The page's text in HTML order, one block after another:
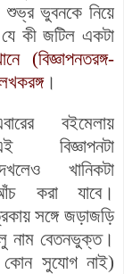
শুভ্র ভুবনকে নিয়ে
কী জটিল একটা
(বিজ্ঞাপনতরঙ্গ-
।
বইমেলায়
বিজ্ঞাপনটা
খানিকটা
করা যাবে।
সঙ্গে জড়াজড়ি
নাম বেতনভুক্ত।
কোন সুযোগ নাই)